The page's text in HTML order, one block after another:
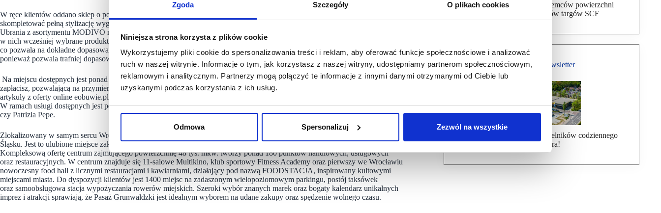
Zgoda Szczegóły O plikach cookies
Niniejsza strona korzysta z plików cookie
Wykorzystujemy pliki cookie do spersonalizowania treści i reklam, aby oferować funkcje społecznościowe i analizować
ruch w naszej witrynie. Informacje o tym, jak korzystasz z naszej witryny, udostępniamy partnerom społecznościowym,
reklamowym i analitycznym. Partnerzy mogą połączyć te informacje z innymi danymi otrzymanymi od Ciebie lub
uzyskanymi podczas korzystania z ich usług.
Odmowa Spersonalizuj Zezwól na wszystkie
W ręce klientów oddano sklep o powierzchni niemal 300 m2, który zapewnia dostęp do oferty obu brandów. Dzięki temu można
skompletować pełną stylizację wygodnie i ekspresowo. Wyboru produktów dokonuje się za pomocą 21 nowoczesnych tabletów.
Ubrania z asortymentu MODIVO można przymierzyć w 2 przymierzalniach, które wyglądają jak ekskluzywne garderoby. Czekają
w nich wcześniej wybrane produkty. W sklepie dostępne jest też urządzenie esize.me – skaner, który wykonuje skan 3D stóp,
co pozwala na dokładne dopasowanie obuwia podczas zakupów. Usługa jest szczególnie popularna wśród rodziców i ich dzieci,
ponieważ pozwala trafniej dopasować rozmiar. Dodatkową funkcjonalnością jest prognozowanie wzrostu stopy dziecka.
Na miejscu dostępnych jest ponad 5000 produktów. W aplikacji mobilnej klienci mają do dyspozycji usługę Przymierz zanim
zapłacisz, pozwalającą na przymierzenie zarezerwowanych wcześniej produktów. W dowolnym momencie mogą zamówić do sklepu
artykuły z oferty online eobuwie.pl oraz MODIVO, a kiedy zamówienie będzie skompletowane, otrzymają powiadomienie SMS.
W ramach usługi dostępnych jest ponad 900 marek, a wśród nich m.in.: Adidas, BOSS, Furla, Karl Lagerfeld, New Balance,
czy Patrizia Pepe.
Zlokalizowany w samym sercu Wrocławia Pasaż Grunwaldzki to jedno z największych centrów handlowo-rozrywkowych na Dolnym
Śląsku. Jest to ulubione miejsce zakupów i spotkań mieszkańców oraz wizytówka wrocławskiego Placu Grunwaldzkiego.
Kompleksową ofertę centrum zajmującego powierzchnię 48 tys. mkw. tworzy ponad 180 punktów handlowych, usługowych
oraz restauracyjnych. W centrum znajduje się 11-salowe Multikino, klub sportowy Fitness Academy oraz pierwszy we Wrocławiu
nowoczesny food hall z licznymi restauracjami i kawiarniami, działający pod nazwą FOODSTACJA, inspirowany kultowymi
miejscami miasta. Do dyspozycji klientów jest 1400 miejsc na zadaszonym wielopoziomowym parkingu, postój taksówek
oraz samoobsługowa stacja wypożyczania rowerów miejskich. Szeroki wybór znanych marek oraz bogaty kalendarz unikalnych
imprez i atrakcji sprawiają, że Pasaż Grunwaldzki jest idealnym wyborem na udane zakupy oraz spędzenie wolnego czasu.
Bezpłatna wysyłka dla najemców powierzchni
handlowej, uczestników targów SCF
Bezpłatny Newsletter
Dołącz do ponad 7000 czytelników codziennego
newslettera!